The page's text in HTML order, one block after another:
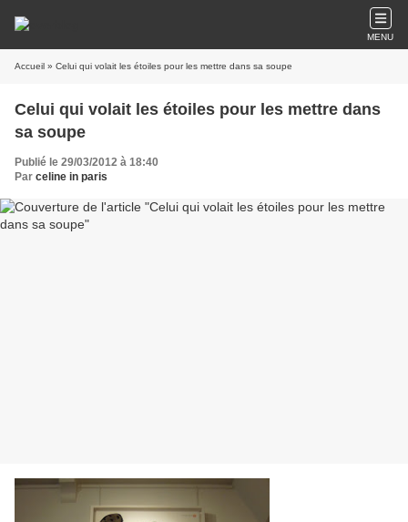
MENU
Accueil » Celui qui volait les étoiles pour les mettre dans sa soupe
Celui qui volait les étoiles pour les mettre dans
sa soupe
Publié le 29/03/2012 à 18:40
Par celine in paris